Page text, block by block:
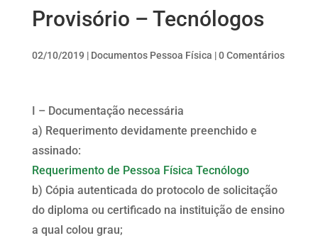
Provisório – Tecnólogos
02/10/2019 | Documentos Pessoa Física |0 Comentários
I – Documentação necessária
a) Requerimento devidamente preenchido e
assinado:
Requerimento de Pessoa Física Tecnólogo
b) Cópia autenticada do protocolo de solicitação
do diploma ou certificado na instituição de ensino
a qual colou grau;